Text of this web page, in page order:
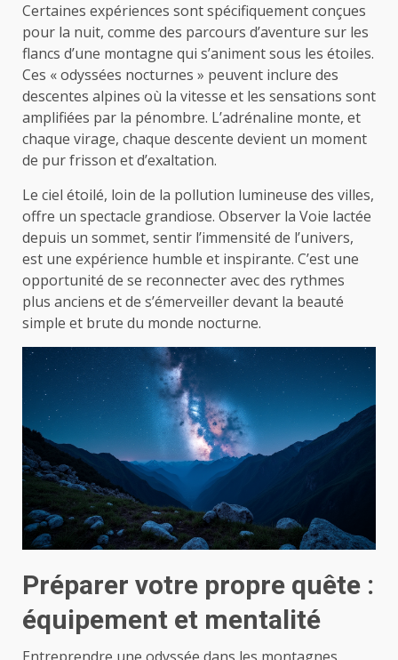
Certaines expériences sont spécifiquement conçues
pour la nuit, comme des parcours d’aventure sur les
flancs d’une montagne qui s’animent sous les étoiles.
Ces « odyssées nocturnes » peuvent inclure des
descentes alpines où la vitesse et les sensations sont
amplifiées par la pénombre. L’adrénaline monte, et
chaque virage, chaque descente devient un moment
de pur frisson et d’exaltation.
Le ciel étoilé, loin de la pollution lumineuse des villes,
offre un spectacle grandiose. Observer la Voie lactée
depuis un sommet, sentir l’immensité de l’univers,
est une expérience humble et inspirante. C’est une
opportunité de se reconnecter avec des rythmes
plus anciens et de s’émerveiller devant la beauté
simple et brute du monde nocturne.
Préparer votre propre quête :
équipement et mentalité